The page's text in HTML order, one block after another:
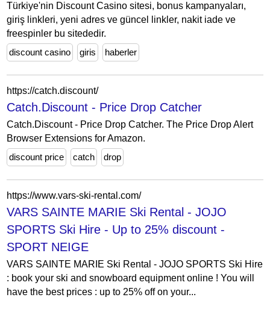
Türkiye'nin Discount Casino sitesi, bonus kampanyaları,
giriş linkleri, yeni adres ve güncel linkler, nakit iade ve
freespinler bu sitededir.
discount casino
giris haberler
https://catch.discount/
Catch.Discount - Price Drop Catcher
Catch.Discount - Price Drop Catcher. The Price Drop Alert
Browser Extensions for Amazon.
discount price
catch drop
https://www.vars-ski-rental.com/
VARS SAINTE MARIE Ski Rental - JOJO
SPORTS Ski Hire - Up to 25% discount -
SPORT NEIGE
VARS SAINTE MARIE Ski Rental - JOJO SPORTS Ski Hire
: book your ski and snowboard equipment online ! You will
have the best prices : up to 25% off on your...